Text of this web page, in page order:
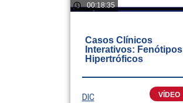
00:18:35
Casos Clínicos
Interativos: Fenótipos
Hipertróficos
DIC VÍDEO